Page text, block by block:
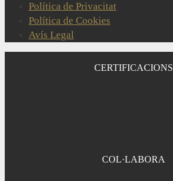
Política de Privacitat
Política de Cookies
Avís Legal
CERTIFICACIONS
COL·LABORA